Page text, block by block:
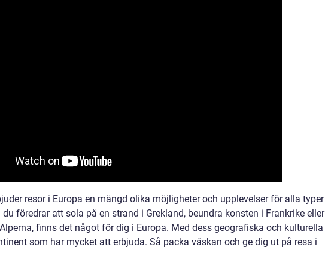
resor i Europa en mängd olika möjligheter och upplevelser för alla typer
du föredrar att sola på en strand i Grekland, beundra konsten i Frankrike eller
finns det något för dig i Europa. Med dess geografiska och kulturella
som har mycket att erbjuda. Så packa väskan och ge dig ut på resa i